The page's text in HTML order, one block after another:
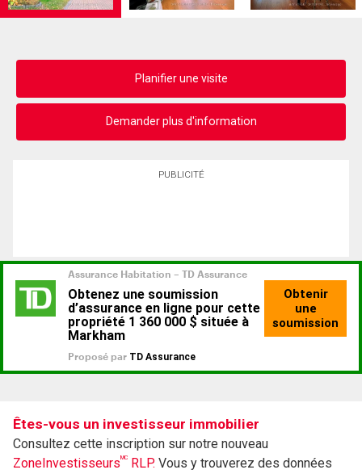
Planifier une visite
Demander plus d'information
PUBLICITÉ
Êtes-vous un investisseur immobilier
Consultez cette inscription sur notre nouveau
ZoneInvestisseursMC RLP. Vous y trouverez des données